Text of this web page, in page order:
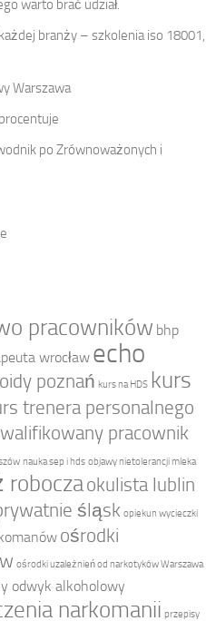
warto brać udział.
branży – szkolenia iso 18001,
Warszawa
po Zrównoważonych i
pracowników bhp
wrocław echo
poznań kurs na HDS kurs
trenera personalnego
pracownik
nauka sep i hds objawy nietolerancji mleka
roboczaokulista lublin
śląsk opiekun wycieczki
ośrodki
ośrodki uzależnień od narkotyków Warszawa
odwyk alkoholowy
narkomanii przepisy